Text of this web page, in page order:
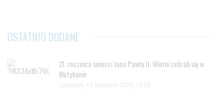
OSTATNIO DODANE
21. rocznica śmierci Jana Pawła II. Wierni zebrali się w
Watykanie
czwartek, 02 kwietnia 2026, 18:08